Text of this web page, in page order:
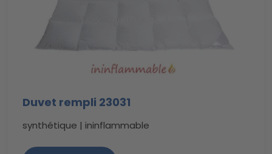
Duvet rempli 23031
synthétique | ininflammable